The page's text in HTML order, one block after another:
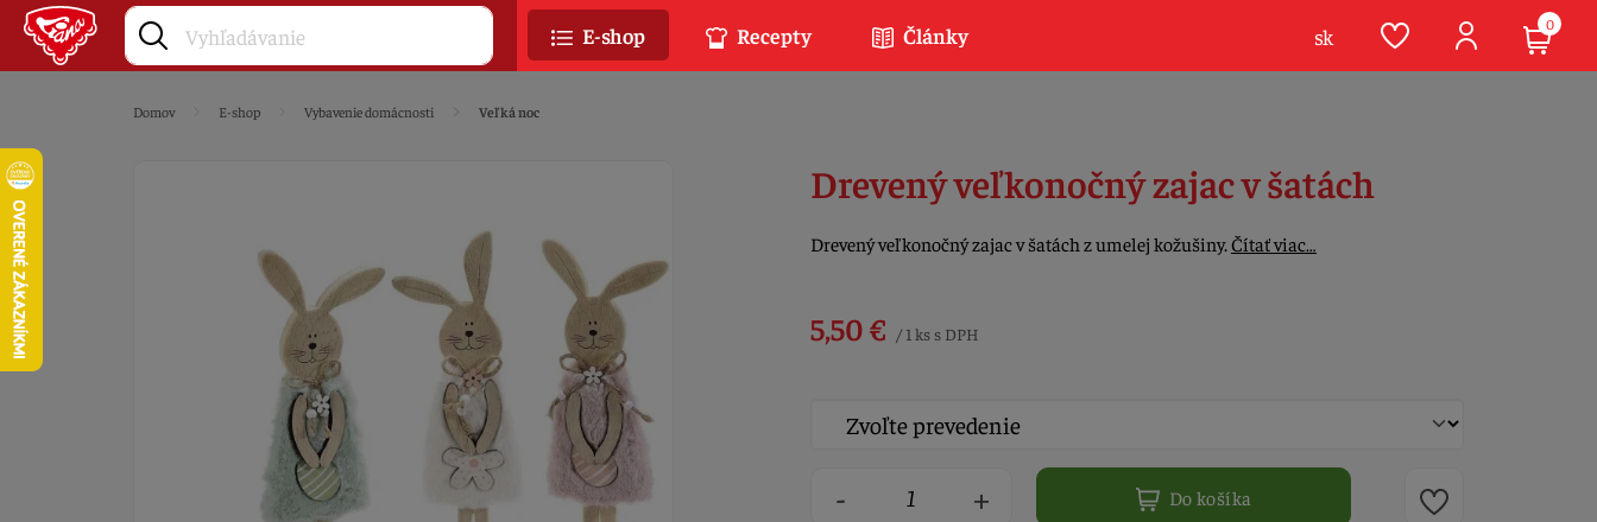
Domov E-shop Vybavenie domácnosti Veľká noc
Drevený veľkonočný zajac v šatách
Drevený veľkonočný zajac v šatách z umelej kožušiny.Čítať viac…
5,50 € / 1 ks s DPH
- + Do košíka
E-shop Recepty Články sk 0